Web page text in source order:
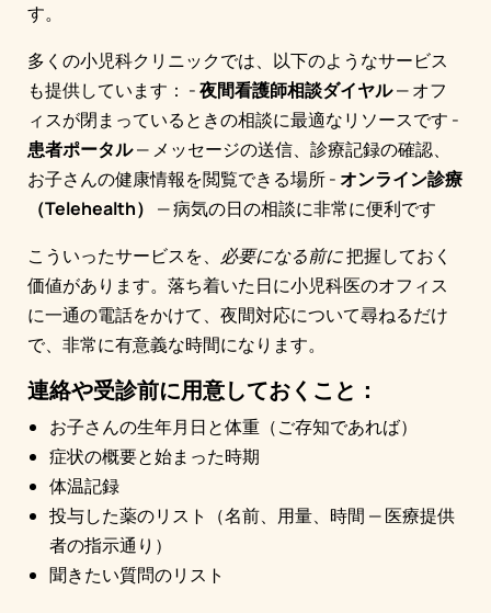
す。
多くの小児科クリニックでは、以下のようなサービス
も提供しています： -夜間看護師相談ダイヤル— オフ
ィスが閉まっているときの相談に最適なリソースです -
患者ポータル— メッセージの送信、診療記録の確認、
お子さんの健康情報を閲覧できる場所 -オンライン診療
（Telehealth） — 病気の日の相談に非常に便利です
こういったサービスを、 必要になる前に把握しておく
価値があります。落ち着いた日に小児科医のオフィス
に一通の電話をかけて、夜間対応について尋ねるだけ
で、非常に有意義な時間になります。
連絡や受診前に用意しておくこと：
お子さんの生年月日と体重（ご存知であれば）
症状の概要と始まった時期
体温記録
投与した薬のリスト（名前、用量、時間 — 医療提供
者の指示通り）
聞きたい質問のリスト